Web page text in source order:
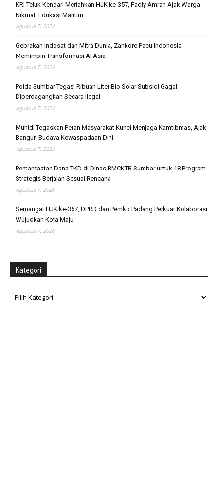
KRI Teluk Kendari Meriahkan HJK ke-357, Fadly Amran Ajak Warga
Nikmati Edukasi Maritim
Agustus 7, 2026
Gebrakan Indosat dan Mitra Dunia, Zankore Pacu Indonesia
Memimpin Transformasi AI Asia
Agustus 7, 2026
Polda Sumbar Tegas! Ribuan Liter Bio Solar Subsidi Gagal
Diperdagangkan Secara Ilegal
Agustus 7, 2026
Muhidi Tegaskan Peran Masyarakat Kunci Menjaga Kamtibmas, Ajak
Bangun Budaya Kewaspadaan Dini
Agustus 7, 2026
Pemanfaatan Dana TKD di Dinas BMCKTR Sumbar untuk 18 Program
Strategis Berjalan Sesuai Rencana
Agustus 7, 2026
Semangat HJK ke-357, DPRD dan Pemko Padang Perkuat Kolaborasi
Wujudkan Kota Maju
Agustus 7, 2026
Kategori
Kategori